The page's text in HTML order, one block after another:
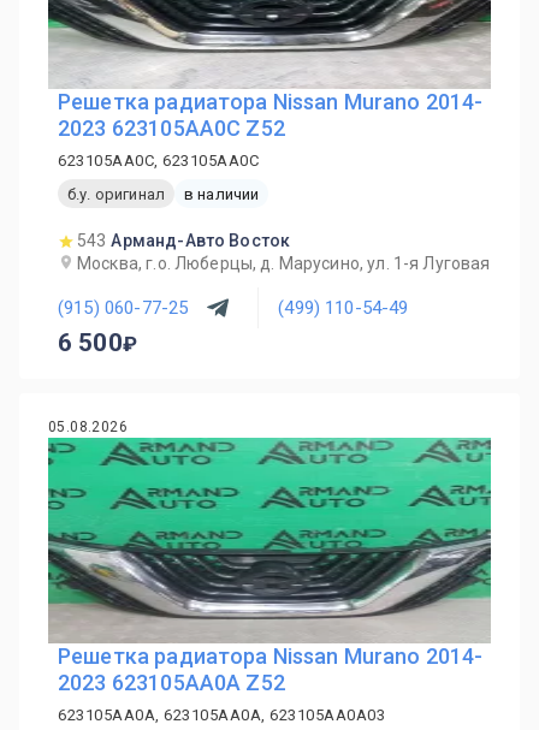
Решетка радиатора Nissan Murano 2014-
2023 623105AA0C Z52
623105AA0C, 623105AA0C
б.у. оригинал
в наличии
543 Арманд-Авто Восток
Москва, г.о. Люберцы, д. Марусино, ул. 1-я Луговая
(915) 060-77-25 (499) 110-54-49
6 500
05.08.2026
Решетка радиатора Nissan Murano 2014-
2023 623105AA0A Z52
623105AA0A, 623105AA0A, 623105AA0A03